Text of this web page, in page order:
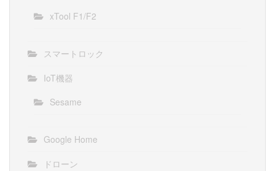
xTool F1/F2
スマートロック
IoT機器
Sesame
Google Home
ドローン